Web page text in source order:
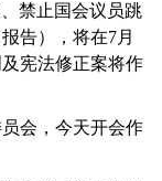
禁止国会议员跳
告），将在7月
宪法修正案将作
会，今天开会作